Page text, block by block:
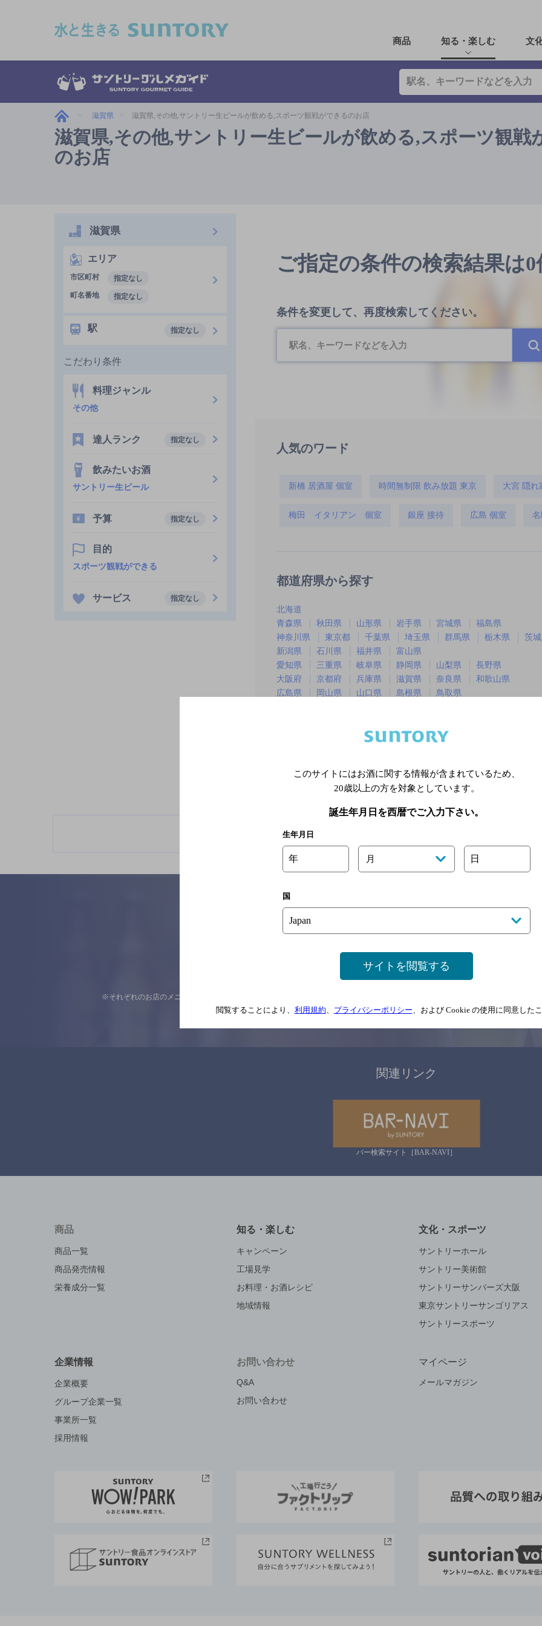
商品 知る・楽しむ 文
滋賀県 滋賀県,その他,サントリー生ビールが飲める,スポーツ観戦ができるのお店
滋賀県,その他,サントリー生ビールが飲める,スポーツ観戦
のお店
ご指定の条件の検索結果は0
条件を変更して、再度検索してください。
人気のワード
新橋 居酒屋 個室 時間無制限 飲み放題 東京 大宮 隠れ
梅田 イタリアン 個室 銀座 接待 広島 個室
都道府県から探す
北海道
青森県
秋田県 山形県 岩手県 宮城県
福島県
神奈川県
東京都 千葉県 埼玉県 群馬県 栃木県
茨
新潟県
石川県 福井県
富山県
愛知県
三重県 岐阜県 静岡県 山梨県
長野県
大阪府
京都府 兵庫県 滋賀県 奈良県
和歌山県
広島県
岡山県 山口県 島根県
鳥取県
※店舗によりハイボール取り扱い銘
滋賀県
エリア
市区町村
指定なし
町名番地
指定なし
駅 指定なし
こだわり条件
料理ジャンル
その他
達人ランク 指定なし
飲みたいお酒
サントリー生ビール
予算 指定なし
目的
スポーツ観戦ができる
サービス 指定なし
ご意見・ご感想
※それぞれのお店のメニューや営業時間などの掲載情報については、 念のためお店にご確
関連リンク
バー検索サイト［BAR-NAVI］
商品
商品一覧
商品発売情報
栄養成分一覧
知る・楽しむ
キャンペーン
工場見学
お料理・お酒レシピ
地域情報
文化・スポーツ
サントリーホール
サントリー美術館
サントリーサンバーズ大阪
東京サントリーサンゴリアス
サントリースポーツ
企業情報
企業概要
グループ企業一覧
事業所一覧
採用情報
お問い合わせ
Q&A
お問い合わせ
マイページ
メールマガジン
このサイトにはお酒に関する情報が含まれているため、
20歳以上の方を対象としています。
誕生年月日を西暦でご入力下さい。
生年月日
年 月 日
国
サイトを閲覧する
閲覧することにより、 利用規約、 プライバシーポリシー、および Cookie の使用に同意した